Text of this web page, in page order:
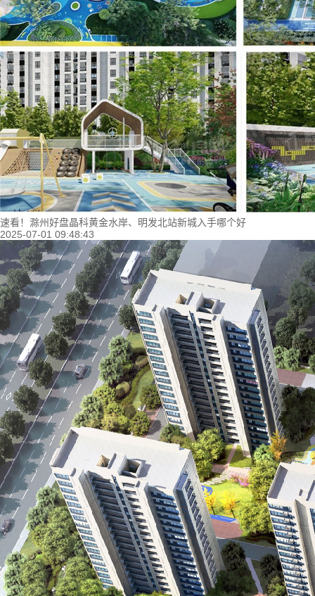
速看！滁州好盘晶科黄金水岸、明发北站新城入手哪个好
2025-07-01 09:48:43